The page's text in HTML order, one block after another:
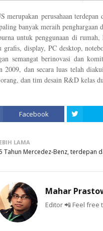
merupakan perusahaan
banyak meraih
untuk penggunaan di
grafis, display, PC desktop,
semangat berinovasi dan
2009, dan secara luas telah
dan tim desain R&D kelas
Facebook
LAMA
Tahun Mercedez-Benz, terdepan
Mahar
Editor 📲 Feel free